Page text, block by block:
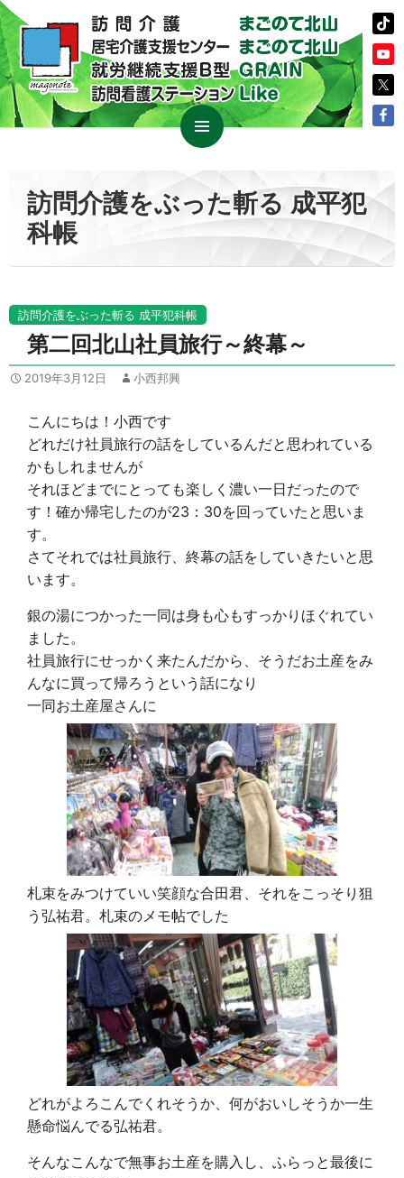
メニュ
ー
ス
ッ
訪問介護をぶった斬る 成平犯
科帳
訪問介護をぶった斬る 成平犯科帳
第二回北山社員旅行～終幕～
2019年3月12日 小西邦興
こんにちは！小西です
どれだけ社員旅行の話をしているんだと思われている
かもしれませんが
それほどまでにとっても楽しく濃い一日だったので
す！確か帰宅したのが23：30を回っていたと思いま
す。
さてそれでは社員旅行、終幕の話をしていきたいと思
います。
銀の湯につかった一同は身も心もすっかりほぐれてい
ました。
社員旅行にせっかく来たんだから、そうだお土産をみ
んなに買って帰ろうという話になり
一同お土産屋さんに
札束をみつけていい笑顔な合田君、それをこっそり狙
う弘祐君。札束のメモ帖でした
どれがよろこんでくれそうか、何がおいしそうか一生
懸命悩んでる弘祐君。
そんなこんなで無事お土産を購入し、ふらっと最後に